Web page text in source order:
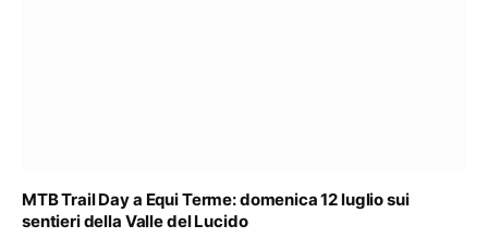
MTB Trail Day a Equi Terme: domenica 12 luglio sui
sentieri della Valle del Lucido